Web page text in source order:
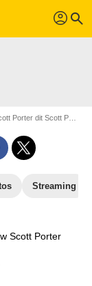
profil search
Porter dit Scott Porter
Streaming
Scott Porter